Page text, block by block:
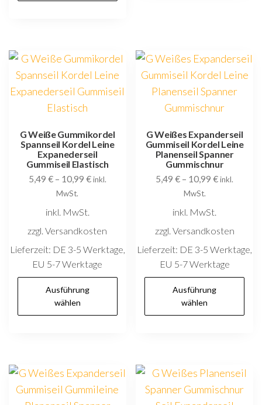
auf.
Optionen
können
Produktseite
werden
G Weiße Gummikordel
Spannseil Kordel Leine
Expanederseil
Gummiseil Elastisch
5,49 €– 10,99 €inkl.
MwSt.
inkl. MwSt.
zzgl. Versandkosten
Lieferzeit: DE 3-5 Werktage,
EU 5-7 Werktage
Ausführung
wählen
Dieses
weist
auf.
Optionen
G Weißes Expanderseil
Gummiseil Kordel Leine
Planenseil Spanner
Gummischnur
5,49€ – 10,99€inkl.
MwSt.
inkl. MwSt.
zzgl. Versandkosten
Lieferzeit: DE 3-5 Werktage,
EU 5-7 Werktage
Ausführung
wählen